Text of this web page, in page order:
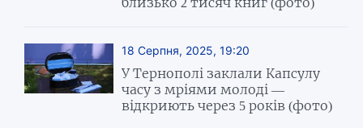
18 Серпня, 2025, 19:20
У Тернополі заклали Капсулу
часу з мріями молоді —
відкриють через 5 років (фото)